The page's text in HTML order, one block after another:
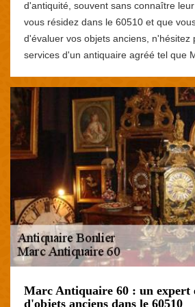
d'antiquité, souvent sans connaître
vous résidez dans le 60510 et que
d'évaluer vos objets anciens, n'hésitez
services d'un antiquaire agréé tel que
Marc Antiquaire 60 : un expert
d'objets anciens dans le 60510